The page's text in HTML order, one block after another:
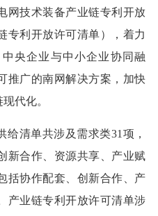
网技术装备产业链专利开放
专利开放许可清单），着力
央企业与中小企业协同融
推广的南网解决方案，加快
代化。
清单共涉及需求类31项，
新合作、资源共享、产业赋
括协作配套、创新合作、产
产业链专利开放许可清单涉